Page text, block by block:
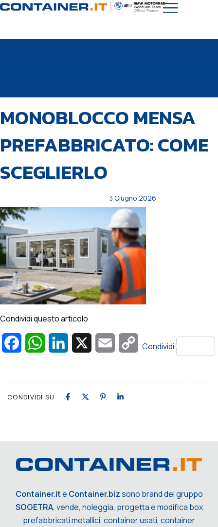
IN:
MONOBLOCCO MENSA
PREFABBRICATO: COME
SCEGLIERLO
il:
3 Giugno 2026
Condividi questo articolo
FacebookWhatsAppLinkedIn Email
Copy
Condividi
CONDIVIDI SU
Container.ite Container.bizsono brand del gruppo
SOGETRA, vende, noleggia, progetta e modifica box
prefabbricati metallici, container usati, container